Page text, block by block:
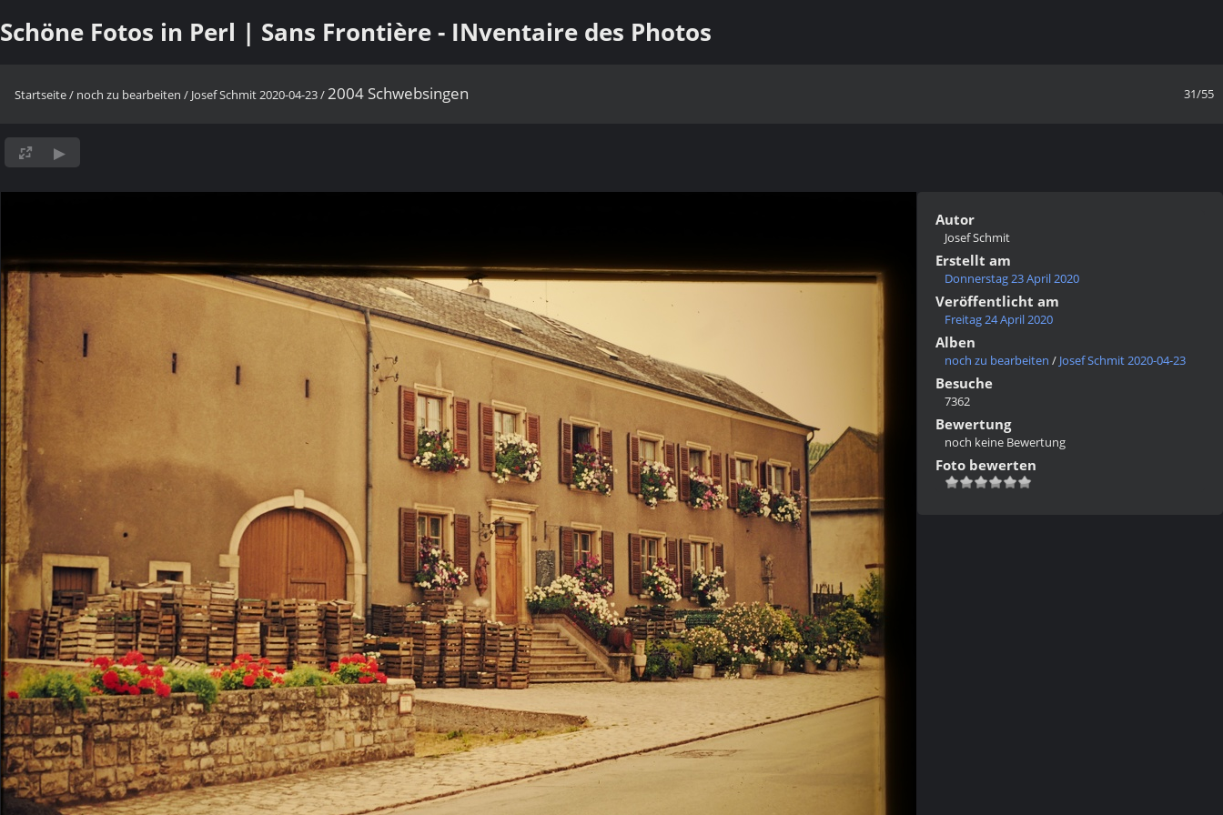
Schöne Fotos in Perl | Sans Frontière - INventaire des Photos
31/55
Startseite/ noch zu bearbeiten / Josef Schmit 2020-04-23/2004 Schwebsingen
Autor
Josef Schmit
Erstellt am
Donnerstag 23 April 2020
Veröffentlicht am
Freitag 24 April 2020
Alben
noch zu bearbeiten / Josef Schmit 2020-04-23
Besuche
7362
Bewertung
noch keine Bewertung
Foto bewerten